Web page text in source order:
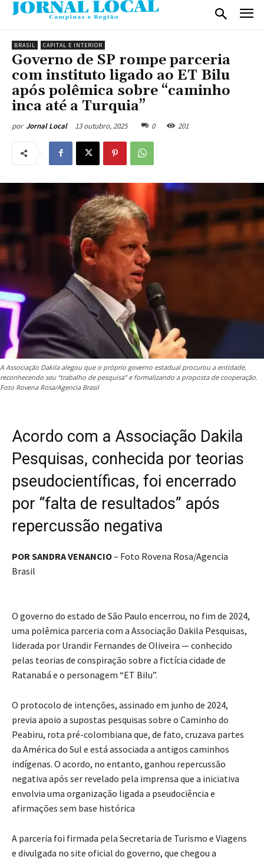
BRASIL CAPITAL E INTERIOR
Governo de SP rompe parceria
com instituto ligado ao ET Bilu
após polêmica sobre “caminho
inca até a Turquia”
por Jornal Local 13 outubro, 2025 0 201
A Associação Dakila alegou que o próprio governo estadual procurou a entidade,
reconhecendo seu “trabalho de pesquisa” e formalizando a proposta de cooperação.
Foto Rovena Rosa/Agencia Brasil
Acordo com a Associação Dakila
Pesquisas, conhecida por teorias
pseudocientíficas, foi encerrado
por “falta de resultados” após
repercussão negativa
POR SANDRA VENANCIO– Foto Rovena Rosa/Agencia
Brasil
O governo do estado de São Paulo encerrou, no fim de 2024,
uma polêmica parceria com a Associação Dakila Pesquisas,
liderada por Urandir Fernandes de Oliveira — conhecido
pelas teorias de conspiração sobre a fictícia cidade de
Ratanabá e o personagem “ET Bilu”.
O protocolo de intenções, assinado em junho de 2024,
previa apoio a supostas pesquisas sobre o Caminho do
Peabiru, rota pré-colombiana que, de fato, cruzava partes
da América do Sul e está associada a antigos caminhos
indígenas. O acordo, no entanto, ganhou repercussão
negativa após ser revelado pela imprensa que a iniciativa
envolvia uma organização ligada a pseudociência e
afirmações sem base histórica
A parceria foi firmada pela Secretaria de Turismo e Viagens
e divulgada no site oficial do governo, que chegou a